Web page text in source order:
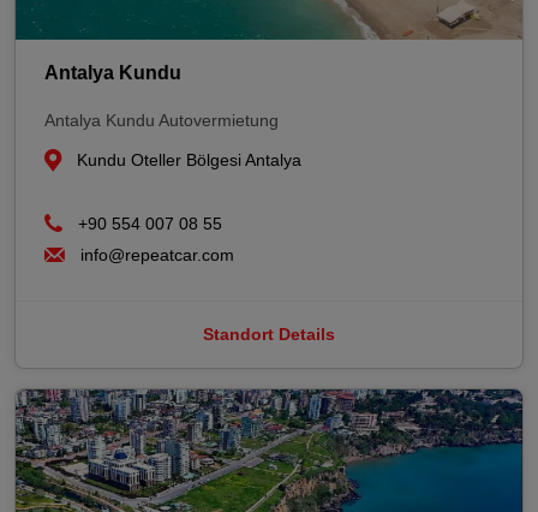
Antalya Kundu
Antalya Kundu Autovermietung
Kundu Oteller Bölgesi Antalya
+90 554 007 08 55
info@repeatcar.com
Standort Details